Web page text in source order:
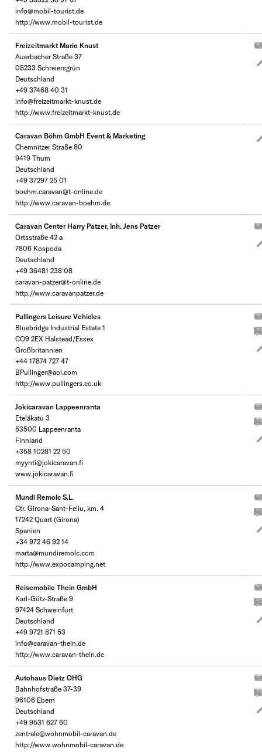
info@mobil-tourist.de
http://www.mobil-tourist.de
Freizeitmarkt Mario Knust
Auerbacher Straße 37
08233 Schreiersgrün
Deutschland
+49 37468 40 31
info@freizeitmarkt-knust.de
http://www.freizeitmarkt-knust.de
Caravan Böhm GmbH Event & Marketing
Chemnitzer Straße 80
9419 Thum
Deutschland
+49 37297 25 01
boehm.caravan@t-online.de
http://www.caravan-boehm.de
Caravan Center Harry Patzer, Inh. Jens Patzer
Ortsstraße 42 a
7806 Kospoda
Deutschland
+49 36481 238 08
caravan-patzer@t-online.de
http://www.caravanpatzer.de
Pullingers Leisure Vehicles
Bluebridge Industrial Estate 1
CO9 2EX Halstead/Essex
Großbritannien
+44 17874 727 47
BPullinger@aol.com
http://www.pullingers.co.uk
Jokicaravan Lappeenranta
Eteläkatu 3
53500 Lappeenranta
Finnland
+358 10281 22 50
myynti@jokicaravan.fi
www.jokicaravan.fi
Mundi Remolc S.L.
Ctr. Girona-Sant-Feliu, km. 4
17242 Quart (Girona)
Spanien
+34 972 46 92 14
marta@mundiremolc.com
http://www.expocamping.net
Reisemobile Thein GmbH
Karl-Götz-Straße 9
97424 Schweinfurt
Deutschland
+49 9721 871 53
info@caravan-thein.de
http://www.caravan-thein.de
Autohaus Dietz OHG
Bahnhofstraße 37-39
96106 Ebern
Deutschland
+49 9531 627 60
zentrale@wohnmobil-caravan.de
http://www.wohnmobil-caravan.de